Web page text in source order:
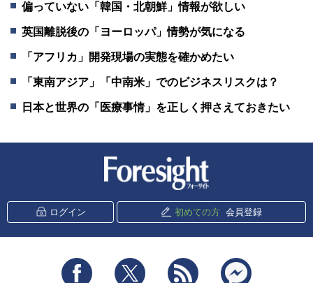
偏っていない「韓国・北朝鮮」情報が欲しい
英国離脱後の「ヨーロッパ」情勢が気になる
「アフリカ」開発現場の実態を確かめたい
「東南アジア」「中南米」でのビジネスリスクは？
日本と世界の「医療事情」を正しく押さえておきたい
ログイン 初めての方 会員登録
Facebook Twitter RSS